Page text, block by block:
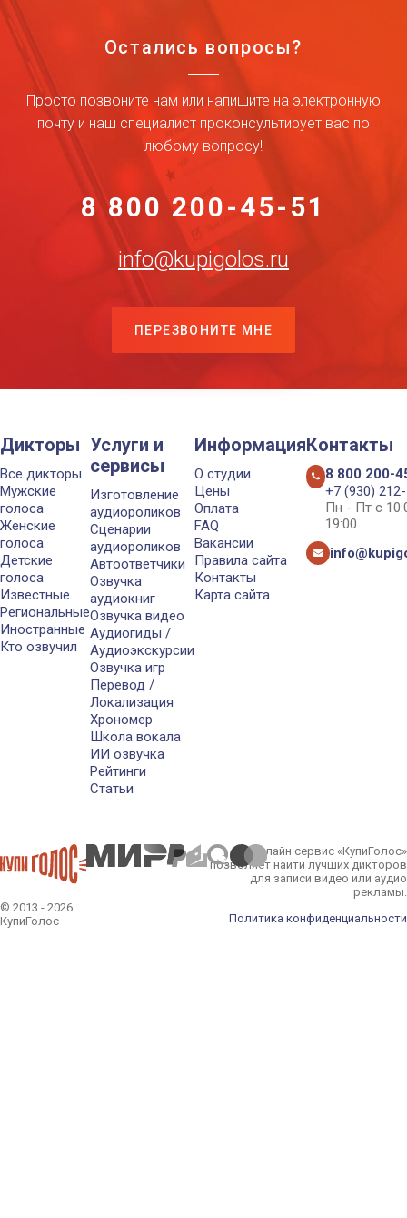
Остались вопросы?
Просто позвоните нам или напишите на электронную
почту и наш специалист проконсультирует вас по
любому вопросу!
8 800 200-45-51
info@kupigolos.ru
ПЕРЕЗВОНИТЕ МНЕ
Дикторы
Все дикторы
Мужские
голоса
Женские
голоса
Детские
голоса
Известные
Региональные
Иностранные
Кто озвучил
Услуги и
сервисы
Изготовление
аудиороликов
Сценарии
аудиороликов
Автоответчики
Озвучка
аудиокниг
Озвучка видео
Аудиогиды /
Аудиоэкскурсии
Озвучка игр
Перевод /
Локализация
Хрономер
Школа вокала
ИИ озвучка
Рейтинги
Статьи
Информация
О студии
Цены
Оплата
FAQ
Вакансии
Правила сайта
Контакты
Карта сайта
Контакты
8 800 200-
+7 (930)
Пн - Пт с
19:00
© 2013 - 2026
КупиГолос
Онлайн сервис «КупиГолос»
позволяет найти лучших дикторов
для записи видео или аудио
рекламы.
Политика конфиденциальности